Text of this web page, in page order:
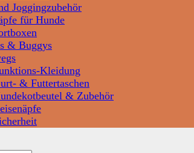
Joggingzubehör
für Hunde
& Buggys
Kleidung
& Futtertaschen
& Zubehör